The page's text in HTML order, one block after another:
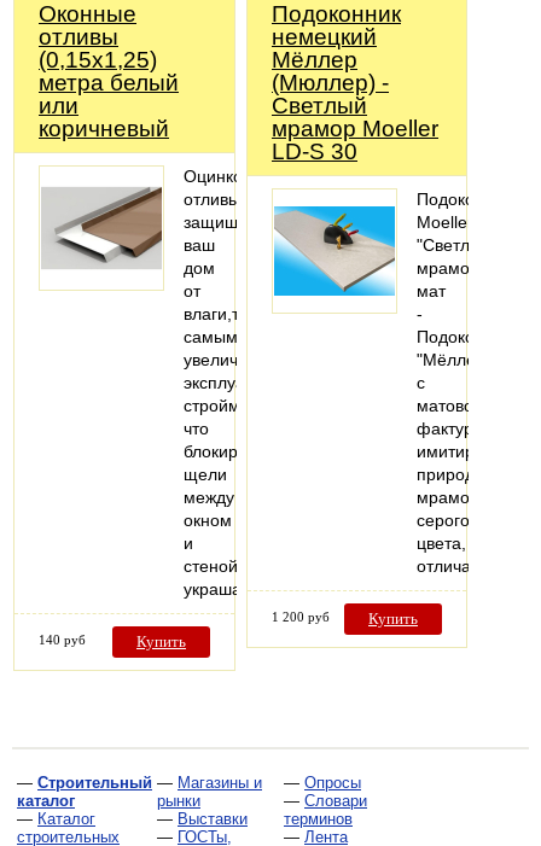
Оконные
отливы
(0,15х1,25)
метра белый
или
коричневый
Оцинкованные
отливы
защищают
ваш
дом
от
влаги,тем
самым
увеличивают
эксплуатацию
стройматериалов,потому
что
блокируют
щели
между
окном
и
стеной,также
украшают…
140 руб Купить
Подоконник
немецкий
Мёллер
(Мюллер) -
Светлый
мрамор Moeller
LD-S 30
Подоконник
Moeller
"Светлый
мрамор"
мат
-
Подоконник
"Мёллер"
с
матовой
фактурой,
имитирует
природный
мрамор
серого
цвета,
1 200 руб Купить
— Строительный
каталог
— Каталог
строительных
— Магазины и
рынки
— Выставки
— ГОСТы,
— Опросы
— Словари
терминов
— Лента